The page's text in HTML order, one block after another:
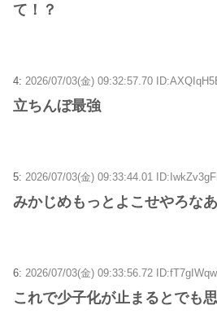
て！？
4: 2026/07/03(金) 09:32:57.70
立ちんぼ最強
5: 2026/07/03(金) 09:33:44.01
みかじめもっとよこせやろなあ
6: 2026/07/03(金) 09:33:56.72
これで少子化が止まるとでも